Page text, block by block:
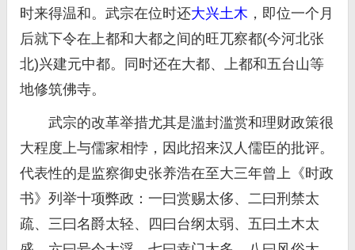
时来得温和。武宗在位时还大兴土木 ，即位一个月
后就下令在上都和大都之间的旺兀察都(今河北张
北)兴建元中都。同时还在大都、上都和五台山等
地修筑佛寺。
武宗的改革举措尤其是滥封滥赏和理财政策很
大程度上与儒家相悖，因此招来汉人儒臣的批评。
代表性的是监察御史张养浩在至大三年曾上《时政
书》列举十项弊政：一曰赏赐太侈、二曰刑禁太
疏、三曰名爵太轻、四曰台纲太弱、五曰土木太